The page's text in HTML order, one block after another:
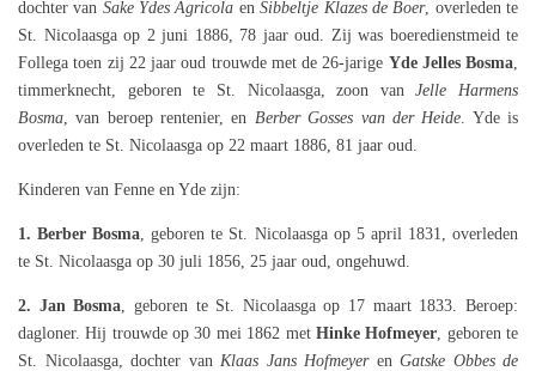
dochter van Sake Ydes Agricola en Sibbeltje Klazes de Boer, overleden te
St. Nicolaasga op 2 juni 1886, 78 jaar oud. Zij was boeredienstmeid te
Follega toen zij 22 jaar oud trouwde met de 26-jarige Yde Jelles Bosma,
timmerknecht, geboren te St. Nicolaasga, zoon
van
Jelle Harmens
Bosma, van beroep rentenier, en Berber Gosses van der Heide. Yde is
overleden te St. Nicolaasga op 22 maart 1886, 81 jaar oud.
Kinderen van Fenne en Yde zijn:
1. Berber Bosma, geboren te St. Nicolaasga op 5 april 1831, overleden
te St. Nicolaasga op 30 juli 1856, 25 jaar oud, ongehuwd.
2. Jan Bosma, geboren te St. Nicolaasga op 17 maart 1833. Beroep:
dagloner. Hij trouwde op 30 mei 1862 met Hinke Hofmeyer, geboren te
St. Nicolaasga, dochter van Klaas Jans Hofmeyer en Gatske Obbes de